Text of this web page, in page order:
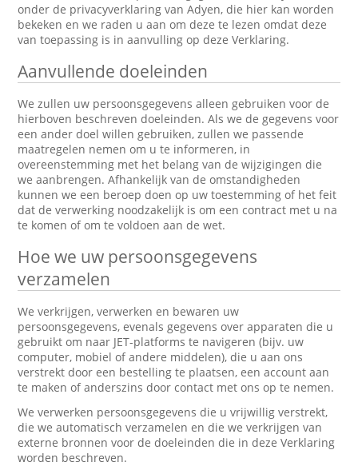
onder de privacyverklaring van Adyen, die hier kan worden
bekeken en we raden u aan om deze te lezen omdat deze
van toepassing is in aanvulling op deze Verklaring.
Aanvullende doeleinden
We zullen uw persoonsgegevens alleen gebruiken voor de
hierboven beschreven doeleinden. Als we de gegevens voor
een ander doel willen gebruiken, zullen we passende
maatregelen nemen om u te informeren, in
overeenstemming met het belang van de wijzigingen die
we aanbrengen. Afhankelijk van de omstandigheden
kunnen we een beroep doen op uw toestemming of het feit
dat de verwerking noodzakelijk is om een contract met u na
te komen of om te voldoen aan de wet.
Hoe we uw persoonsgegevens
verzamelen
We verkrijgen, verwerken en bewaren uw
persoonsgegevens, evenals gegevens over apparaten die u
gebruikt om naar JET-platforms te navigeren (bijv. uw
computer, mobiel of andere middelen), die u aan ons
verstrekt door een bestelling te plaatsen, een account aan
te maken of anderszins door contact met ons op te nemen.
We verwerken persoonsgegevens die u vrijwillig verstrekt,
die we automatisch verzamelen en die we verkrijgen van
externe bronnen voor de doeleinden die in deze Verklaring
worden beschreven.